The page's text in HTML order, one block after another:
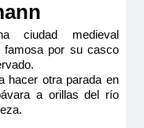
por20.319€
p.p.
ciudad medieval
famosa por su casco
hacer otra parada en
a orillas del río